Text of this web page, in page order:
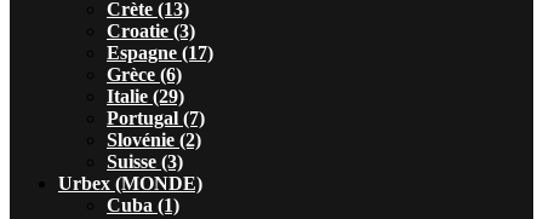
Crète (13)
Croatie (3)
Espagne (17)
Grèce (6)
Italie (29)
Portugal (7)
Slovénie (2)
Suisse (3)
Urbex (MONDE)
Cuba (1)